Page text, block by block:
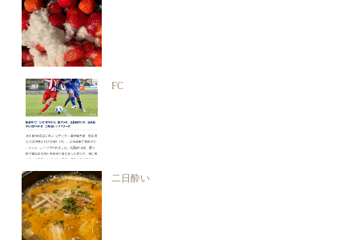
FC
二日酔い